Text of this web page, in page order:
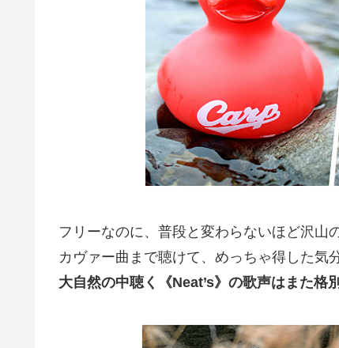
フリーなのに、普段と変わらないほど沢山
カヴァー曲まで聴けて、めっちゃ得した気
大自然の中聴く《Neat’s》の歌声はまた格